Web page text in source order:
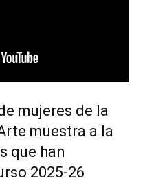
mujeres de la
muestra a la
que han
2025-26